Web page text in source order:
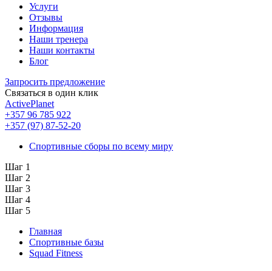
Услуги
Отзывы
Информация
Наши тренера
Наши контакты
Блог
Запросить предложение
Связаться в один клик
ActivePlanet
+357 96 785 922
+357 (97) 87-52-20
Спортивные сборы по всему миру
Шаг 1
Шаг 2
Шаг 3
Шаг 4
Шаг 5
Главная
Спортивные базы
Squad Fitness